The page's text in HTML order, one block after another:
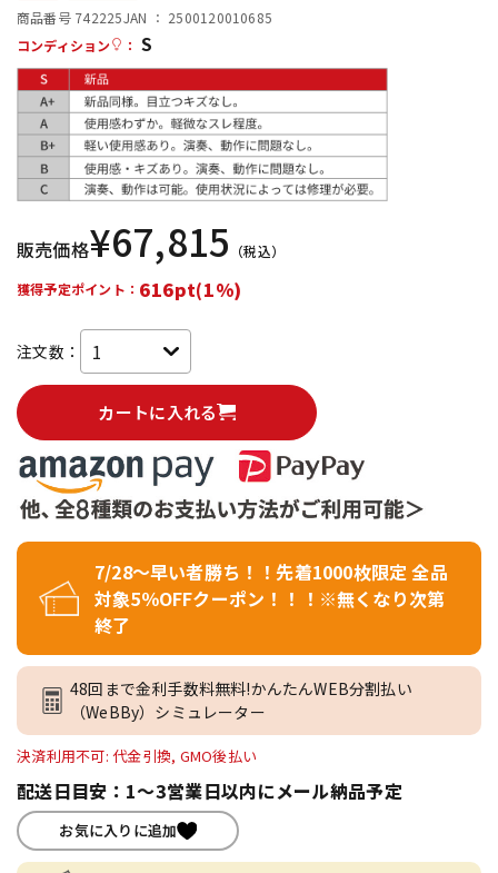
配信/ライブ機器
中古 ヴィンテージ
商品番号 742225JAN ： 2500120010685
コンディション
： S
販売価格¥67,815 （税込）
獲得予定ポイント： 616pt(1%)
注文数：
カートに入れる
7/28～早い者勝ち！！先着1000枚限定 全品
対象5％OFFクーポン！！！※無くなり次第
終了
48回まで金利手数料無料!かんたんWEB分割払い
（WeBBy）シミュレーター
決済利用不可: 代金引換, GMO後払い
配送日目安：1～3営業日以内にメール納品予定
お気に入りに追加